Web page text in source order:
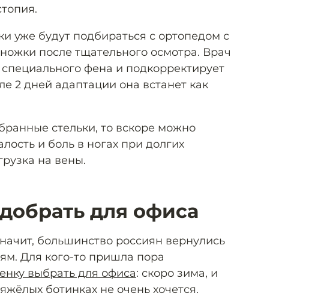
уже будут подбираться с ортопедом с
после тщательного осмотра. Врач
фена и подкорректирует
2 дней адаптации она встанет как
стельки, то вскоре можно
и боль в ногах при долгих
на вены.
для офиса
большинство россиян вернулись
Для кого-то пришла пора
выбрать для офиса: скоро зима, и
ботинках не очень хочется.